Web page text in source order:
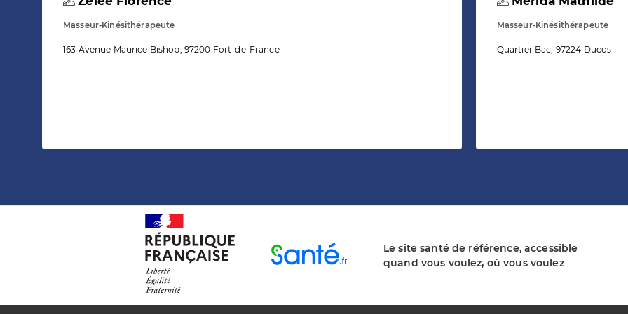
Masseur-Kinésithérapeute
163 Avenue Maurice Bishop, 97200 Fort-de-France
Masseur-Kinésithérapeute
Quartier Bac, 97224 Ducos
Le site santé de référence, accessible
quand vous voulez, où vous voulez